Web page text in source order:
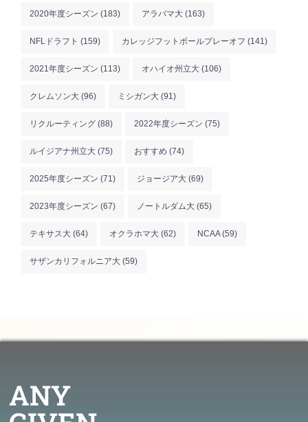
2020年度シーズン (183) アラバマ大 (163)
NFLドラフト (159) カレッジフットボールプレーオフ (141)
2021年度シーズン (113) オハイオ州立大 (106)
クレムソン大 (96) ミシガン大 (91)
リクルーティング (88) 2022年度シーズン (75)
ルイジアナ州立大 (75) おすすめ (74)
2025年度シーズン (71) ジョージア大 (69)
2023年度シーズン (67) ノートルダム大 (65)
テキサス大 (64) オクラホマ大 (62) NCAA(59)
サザンカリフォルニア大 (59)
ANY